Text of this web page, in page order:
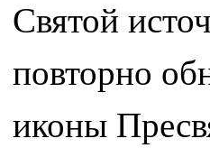
Святой
повторно
иконы